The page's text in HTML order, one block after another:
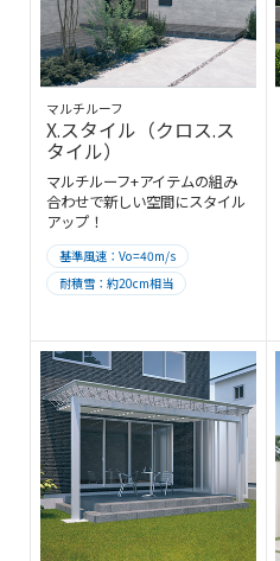
マルチルーフ
X.スタイル（クロス.ス
タイル）
マルチルーフ+アイテムの組み
合わせで新しい空間にスタイル
アップ！
基準風速：Vo=40m/s
耐積雪：約20cm相当